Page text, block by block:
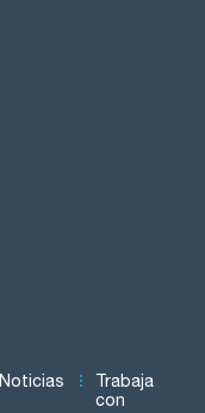
Noticias
Trabaja
con